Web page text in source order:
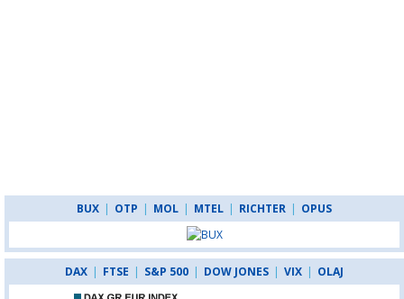
BUX | OTP | MOL | MTEL | RICHTER | OPUS
DAX | FTSE | S&P 500 | DOW JONES | VIX | OLAJ